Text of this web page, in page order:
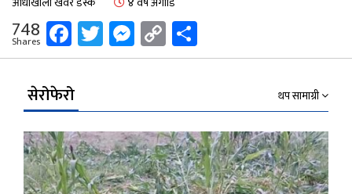
748
Shares Facebook
Twitter
Messenger
Copy
Link
सेरोफेरो थप सामाग्री